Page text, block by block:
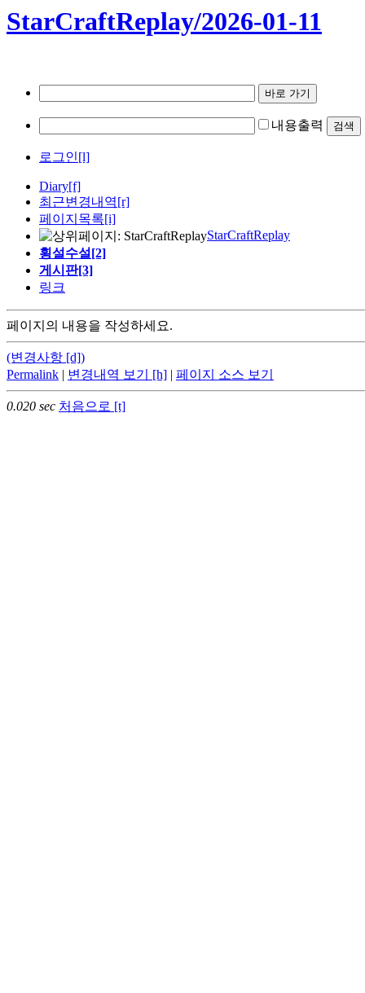
StarCraftReplay/2026-01-11
내용출력
로그인[l]
Diary[f]
최근변경내역[r]
페이지목록[i]
StarCraftReplay
횡설수설[2]
게시판[3]
링크
페이지의 내용을 작성하세요.
(변경사항 [d])
Permalink | 변경내역 보기 [h] | 페이지 소스 보기
0.020 sec 처음으로 [t]